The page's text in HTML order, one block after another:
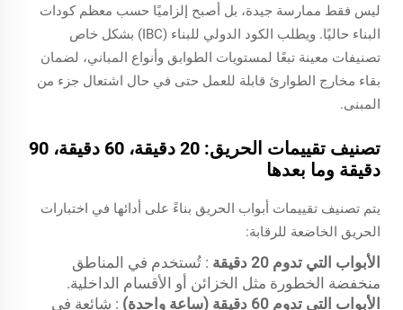
ليس فقط ممارسة جيدة، بل أصبح إلزاميًا حسب معظم كودات
البناء حاليًا. ويطلب الكود الدولي للبناء (IBC) بشكل خاص
تصنيفات معينة تبعًا لمستويات الطوابق وأنواع المباني، لضمان
بقاء مخارج الطوارئ قابلة للعمل حتى في حال اشتعال جزء من
المبنى.
تصنيف تقييمات الحريق: 20 دقيقة، 60 دقيقة، 90
دقيقة وما بعدها
يتم تصنيف تقييمات أبواب الحريق بناءً على أدائها في اختبارات
الحريق الخاضعة للرقابة:
الأبواب التي تدوم 20 دقيقة
: تُستخدم في المناطق
منخفضة الخطورة مثل الخزائن أو الأقسام الداخلية.
الأبواب التي تدوم 60 دقيقة (ساعة واحدة)
: شائعة في